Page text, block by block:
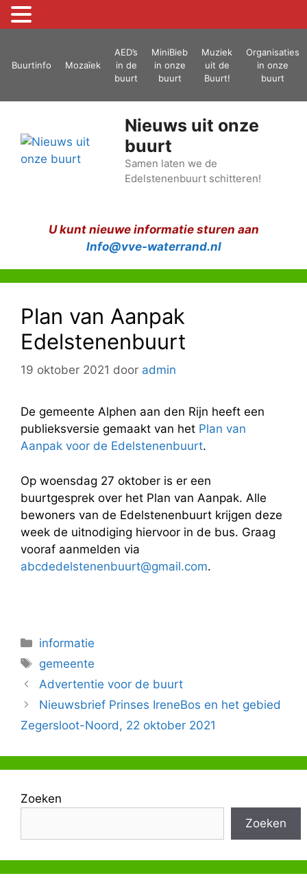
deBuurtinfo Mozaïek
AED’s
in de
buurt
MiniBieb
in onze
buurt
Muziek
uit de
Buurt!
Organisaties
in onze
buurt
Nieuws uit onze
buurt
Samen laten we de
Edelstenenbuurt schitteren!
U kunt nieuwe informatie sturen aan
Info@vve-waterrand.nl
Plan van Aanpak
Edelstenenbuurt
19 oktober 2021 door admin
De gemeente Alphen aan den Rijn heeft een
publieksversie gemaakt van het Plan van
Aanpak voor de Edelstenenbuurt.
Op woensdag 27 oktober is er een
buurtgesprek over het Plan van Aanpak. Alle
bewoners van de Edelstenenbuurt krijgen deze
week de uitnodiging hiervoor in de bus. Graag
vooraf aanmelden via
abcdedelstenenbuurt@gmail.com.
Categorieën
informatie
Tags
gemeente
Advertentie voor de buurt
Nieuwsbrief Prinses IreneBos en het gebied
Zegersloot-Noord, 22 oktober 2021
Zoeken
Zoeken